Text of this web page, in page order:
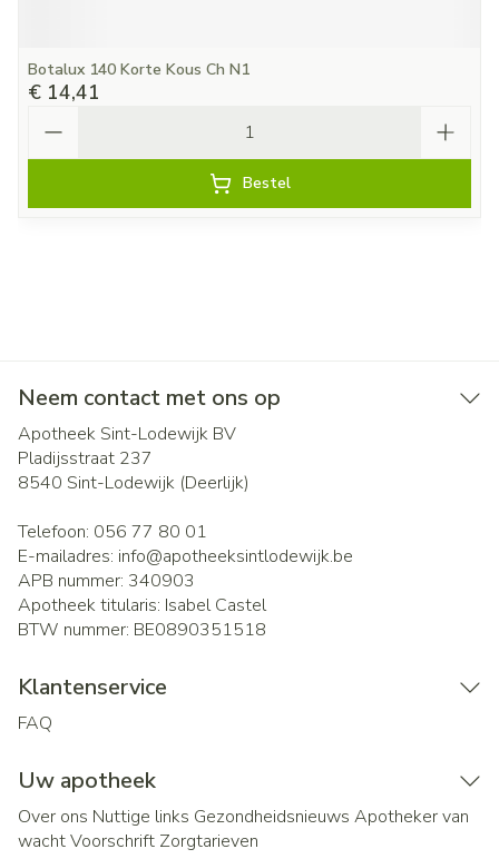
Botalux 140 Korte Kous Ch N1
€ 14,41
Bestel
Neem contact met ons op
Apotheek Sint-Lodewijk BV
Pladijsstraat 237
8540 Sint-Lodewijk (Deerlijk)
Telefoon: 056 77 80 01
E-mailadres: info@apotheeksintlodewijk.be
APB nummer: 340903
Apotheek titularis: Isabel Castel
BTW nummer: BE0890351518
Klantenservice
FAQ
Uw apotheek
Over ons Nuttige links Gezondheidsnieuws Apotheker van
wachtVoorschrift Zorgtarieven